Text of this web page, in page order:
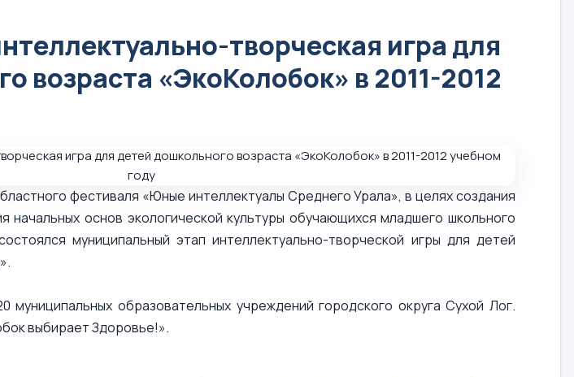
творческая игра для
возраста «ЭкоКолобок» в 2011-2012
фестиваля «Юные интеллектуалы Среднего Урала», в целях создания
начальных основ экологической культуры обучающихся младшего школьного
муниципальный этап интеллектуально-творческой игры для детей
муниципальных образовательных учреждений городского округа Сухой Лог.
выбирает Здоровье!».